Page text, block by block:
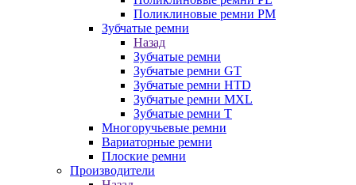
Поликлиновые ремни PM
Зубчатые ремни
Назад
Зубчатые ремни
Зубчатые ремни GT
Зубчатые ремни HTD
Зубчатые ремни MXL
Зубчатые ремни Т
Многоручьевые ремни
Вариаторные ремни
Плоские ремни
Производители